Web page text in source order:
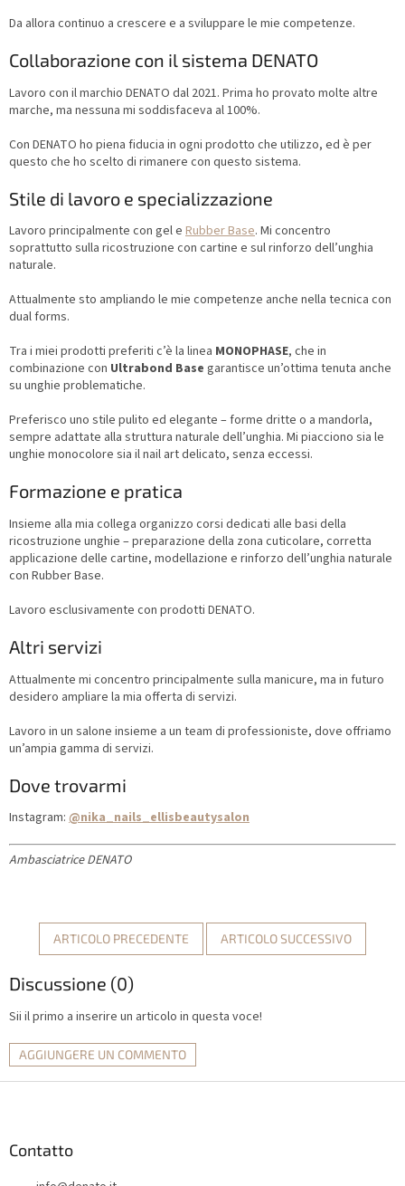
Da allora continuo a crescere e a sviluppare le mie competenze.
Collaborazione con il sistema DENATO
Lavoro con il marchio DENATO dal 2021. Prima ho provato molte altre
marche, ma nessuna mi soddisfaceva al 100%.
Con DENATO ho piena fiducia in ogni prodotto che utilizzo, ed è per
questo che ho scelto di rimanere con questo sistema.
Stile di lavoro e specializzazione
Lavoro principalmente con gel e Rubber Base. Mi concentro
soprattutto sulla ricostruzione con cartine e sul rinforzo dell’unghia
naturale.
Attualmente sto ampliando le mie competenze anche nella tecnica con
dual forms.
Tra i miei prodotti preferiti c’è la linea MONOPHASE, che in
combinazione con Ultrabond Base garantisce un’ottima tenuta anche
su unghie problematiche.
Preferisco uno stile pulito ed elegante – forme dritte o a mandorla,
sempre adattate alla struttura naturale dell’unghia. Mi piacciono sia le
unghie monocolore sia il nail art delicato, senza eccessi.
Formazione e pratica
Insieme alla mia collega organizzo corsi dedicati alle basi della
ricostruzione unghie – preparazione della zona cuticolare, corretta
applicazione delle cartine, modellazione e rinforzo dell’unghia naturale
con Rubber Base.
Lavoro esclusivamente con prodotti DENATO.
Altri servizi
Attualmente mi concentro principalmente sulla manicure, ma in futuro
desidero ampliare la mia offerta di servizi.
Lavoro in un salone insieme a un team di professioniste, dove offriamo
un’ampia gamma di servizi.
Dove trovarmi
Instagram: @nika_nails_ellisbeautysalon
Ambasciatrice DENATO
ARTICOLO PRECEDENTE ARTICOLO SUCCESSIVO
Discussione (0)
Sii il primo a inserire un articolo in questa voce!
AGGIUNGERE UN COMMENTO
Contatto